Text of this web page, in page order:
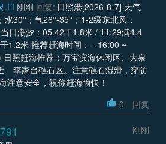
.EI 刚刚 回复: 日照港[2026-8-7] 天气
水30°；气26°-35°；1-2级东北风；
日潮汐：05:42干1.8米 / 11:29满4.4
1.2米 推荐赶海时间： - 16:00 ~
日照赶海推荐：万宝滨海休闲区、大泉
、李家台礁石区。注意礁石湿滑，穿防
注意安全，祝你赶海愉快！
0 回复
刚刚